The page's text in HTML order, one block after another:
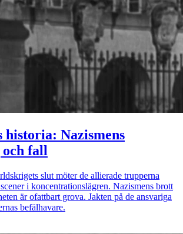
historia: Nazismens
och fall
slut möter de allierade trupperna
i koncentrationslägren. Nazismens brott
är ofattbart grova. Jakten på de ansvariga
befälhavare.